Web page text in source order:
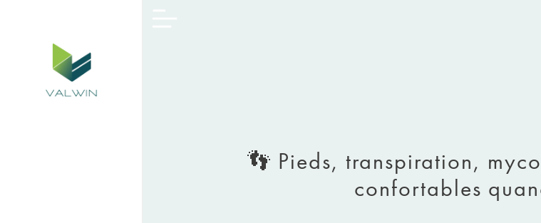
👣 Pieds, transpiration,
confortables